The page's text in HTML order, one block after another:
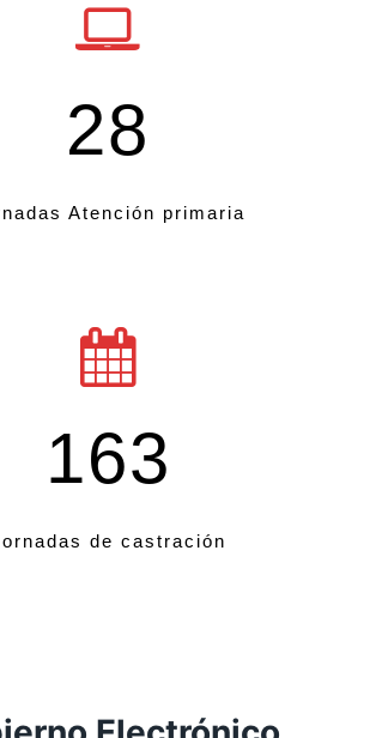
28
Atención primaria
163
de castración